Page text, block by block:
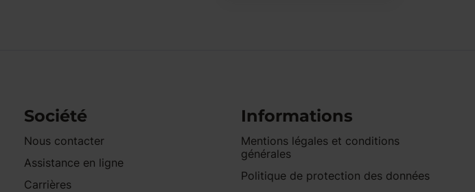
Société
Nous contacter
Assistance en ligne
Carrières
Informations
Mentions légales et conditions
générales
Politique de protection des données